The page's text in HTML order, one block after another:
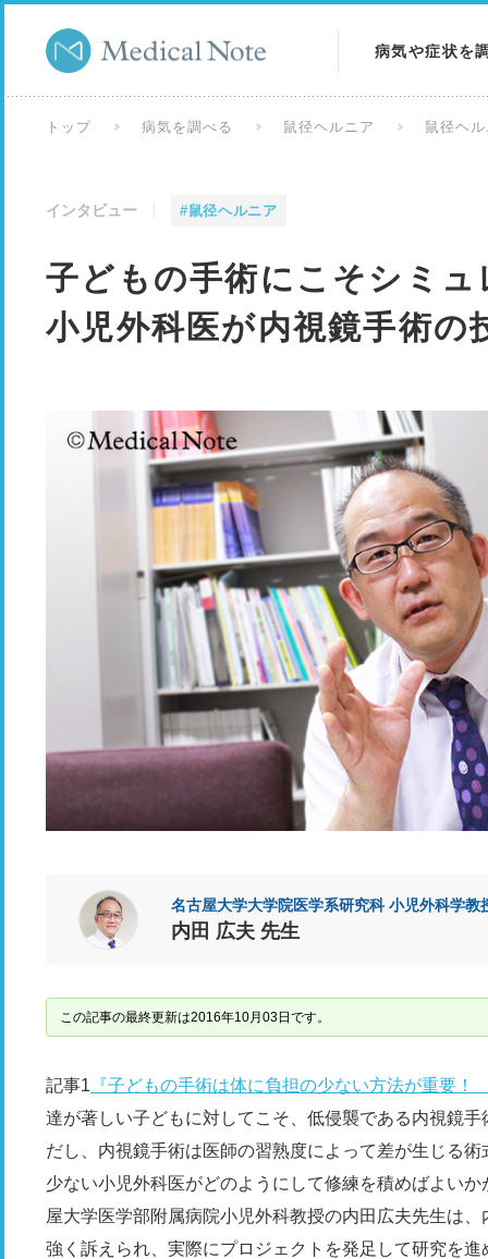
病気や症状を
トップ 病気を調べる 鼠径ヘルニア 鼠径ヘ
インタビュー #鼠径ヘルニア
子どもの手術にこそシミ
小児外科医が内視鏡手術の
名古屋大学大学院医学系研究科 小児外科学教
内田 広夫 先生
この記事の最終更新は2016年10月03日です。
記事1 『子どもの手術は体に負担の少ない方法が重要
達が著しい子どもに対してこそ、低侵襲である内視鏡
だし、内視鏡手術は医師の習熟度によって差が生じる
少ない小児外科医がどのようにして修練を積めばよい
屋大学医学部附属病院小児外科教授の内田広夫先生は
強く訴えられ、実際にプロジェクトを発足して研究を